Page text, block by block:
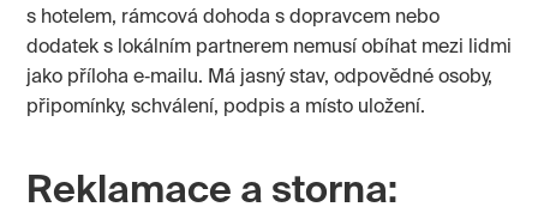
s hotelem, rámcová dohoda s dopravcem nebo
dodatek s lokálním partnerem nemusí obíhat mezi lidmi
jako příloha e‑mailu. Má jasný stav, odpovědné osoby,
připomínky, schválení, podpis a místo uložení.
Reklamace a storna: